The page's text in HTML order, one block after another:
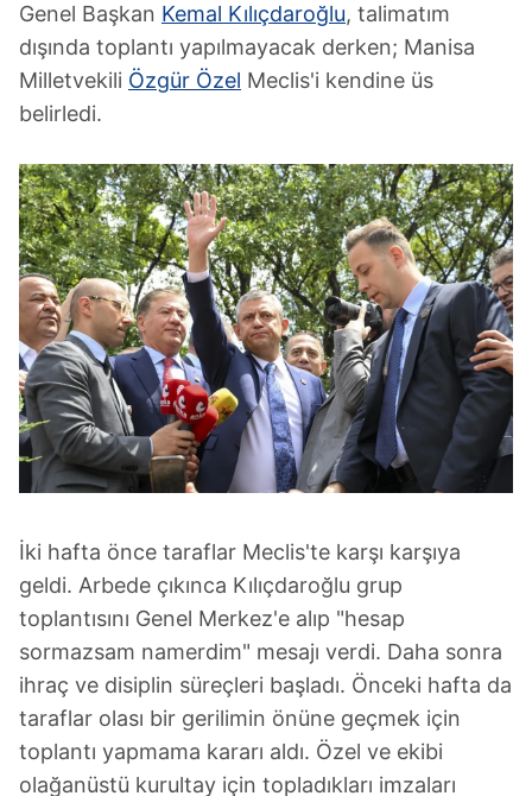
Genel Başkan Kemal Kılıçdaroğlu, talimatım
dışında toplantı yapılmayacak derken; Manisa
Milletvekili Özgür Özel Meclis'i kendine üs
belirledi.
İki hafta önce taraflar Meclis'te karşı karşıya
geldi. Arbede çıkınca Kılıçdaroğlu grup
toplantısını Genel Merkez'e alıp "hesap
sormazsam namerdim" mesajı verdi. Daha sonra
ihraç ve disiplin süreçleri başladı. Önceki hafta da
taraflar olası bir gerilimin önüne geçmek için
toplantı yapmama kararı aldı. Özel ve ekibi
olağanüstü kurultay için topladıkları imzaları